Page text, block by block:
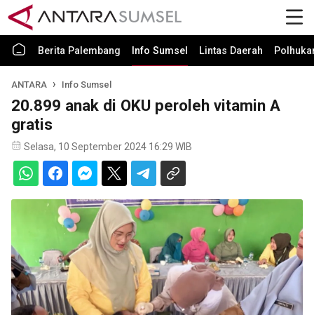
Berita Palembang Info Sumsel Lintas Daerah
ANTARA Info Sumsel
20.899 anak di OKU peroleh vitamin A
gratis
Selasa, 10 September 2024 16:29 WIB